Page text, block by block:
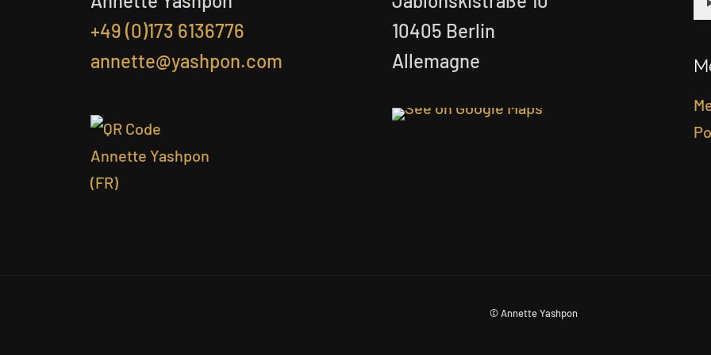
+49 (0)173 6136776
annette@yashpon.com
10405 Berlin
Allemagne
© Annette Yashpon